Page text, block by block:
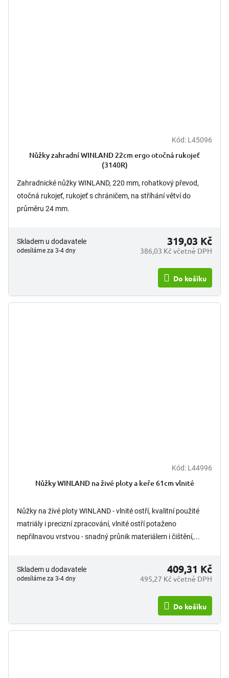
Kód: L45096
Nůžky zahradní WINLAND 22cm ergo otočná rukojeť
(3140R)
Zahradnické nůžky WINLAND, 220 mm, rohatkový převod,
otočná rukojeť, rukojeť s chráničem, na stříhání větví do
průměru 24 mm.
Skladem u dodavatele
odesíláme za 3-4 dny 386,03 Kč včetně DPH
319,03 Kč
Do košíku
Kód: L44996
Nůžky WINLAND na živé ploty a keře 61cm vlnité
Nůžky na žívé ploty WINLAND - vlnité ostří, kvalitní použité
matriály i precizní zpracování, vlnité ostří potaženo
nepřilnavou vrstvou - snadný průnik materiálem i čištění,...
Skladem u dodavatele
odesíláme za 3-4 dny 495,27 Kč včetně DPH
409,31 Kč
Do košíku